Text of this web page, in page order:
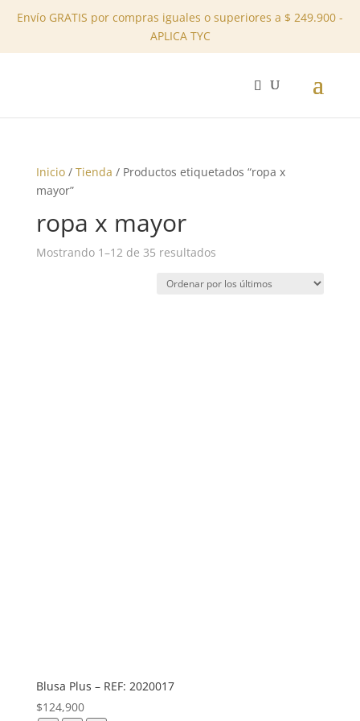
Envío GRATIS por compras iguales o superiores a $ 249.900 -
APLICA TYC
✕
Inicio/ Tienda / Productos etiquetados “ropa x
mayor”
ropa x mayor
Mostrando 1–12 de 35 resultadosOrdenado
los
Blusa Plus – REF: 2020017
$124,900